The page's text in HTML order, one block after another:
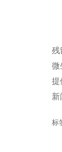
残
微
提
新
标